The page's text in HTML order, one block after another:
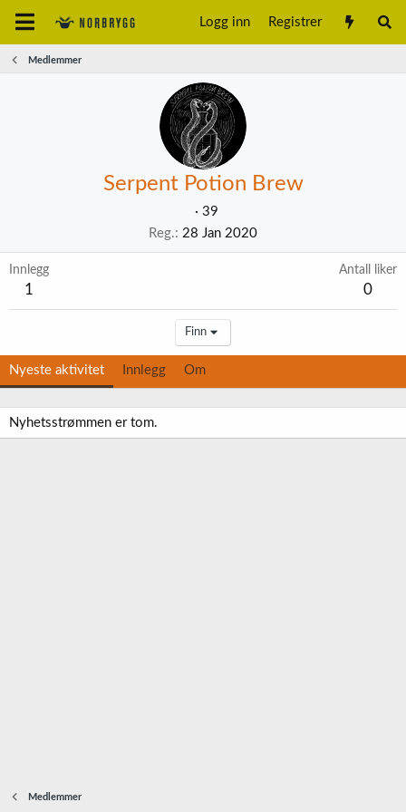
Logg inn Registrer
Medlemmer
Serpent Potion Brew
· 39
Reg. 28 Jan 2020
Innlegg
1
Antall liker
0
Finn
Nyeste aktivitet Innlegg Om
Nyhetsstrømmen er tom.
Medlemmer